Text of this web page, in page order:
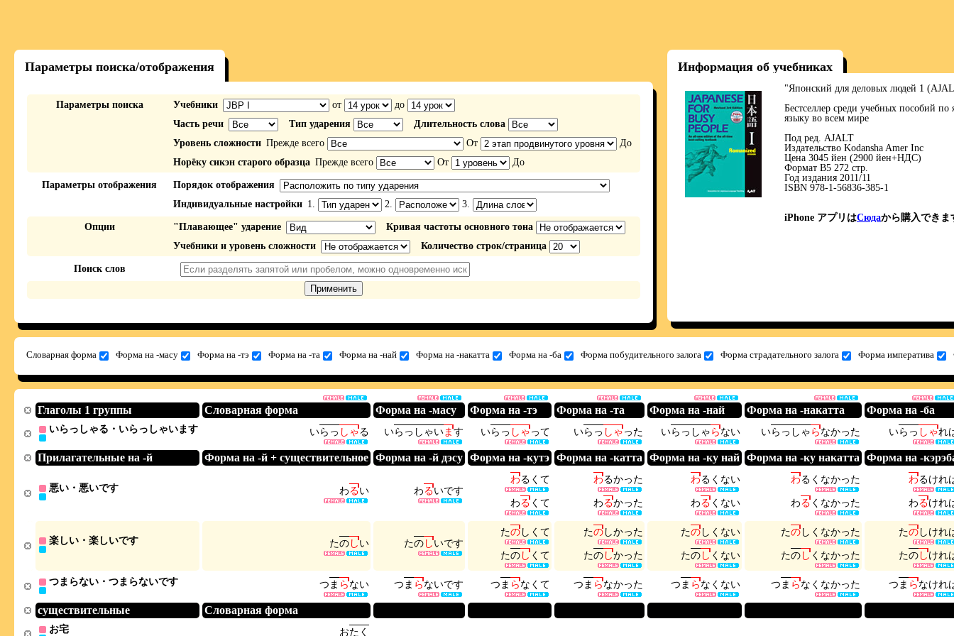
Параметры поиска/отображения
Параметры поиска Учебники от
до
Часть речи
Тип ударения
Длительность слова
Уровень сложности Прежде всего От
До
Норёку сикэн старого образца Прежде всего От До
Параметры отображения
Порядок отображения
Индивидуальные настройки 1. 2. 3.
Опции "Плавающее" ударение
Кривая частоты основного тона
Учебники и уровень сложности
Количество строк/страница
Поиск слов
Информация об учебниках
"Японский для деловых людей 1
Бестселлер среди учебных пособий по
языку во всем мире
Под ред. AJALT
Издательство Kodansha Amer Inc
Цена 3045 йен (2900 йен+НДС)
Формат В5 272 стр.
Год издания 2011/11
ISBN 978-1-56836-385-1
iPhone アプリはСюдаから購入できま
Словарная форма Форма на -масу Форма на -тэ Форма на -та Форма на -най Форма на -накатта Форма на -ба Форма побудительного залога Форма страдательного залога Форма императива
Глаголы 1 группы Словарная форма Форма на -масу Форма на -тэ Форма на -та Форма на -най Форма на -накатта Форма на -ба
いらっしゃる・いらっしゃいます いら っ し ゃる いら っ し ゃいます いら っ し ゃって いら っ し ゃった いら っ し ゃらない いら っ し ゃらなかった いら っ し ゃれ
Прилагательные на -й Форма на -й + существительное Форма на -й дэсу Форма на -кутэ Форма на -катта Форма на -ку най Форма на -ку накатта Форма на -
悪い・悪いです わるい わるいです
わる く て
わるく て
わるかった
わるかった
わる く ない
わるく ない
わる く なかった
わるく なかった
わるけれ
わるけれ
楽しい・楽しいです たのしい たのしいです
たのし く て
たのしく て
たのしかった
たのしかった
たのし く ない
たのしく ない
たのし く なかった
たのしく なかった
たのしけれ
たのしけれ
つまらない・つまらないです つ ま らない つ ま らないです つ ま らな く て つ ま らなかった つ ま らな く ない つ ま らな く なかった つ ま らなけれ
существительные Словарная форма
お宅 おた く